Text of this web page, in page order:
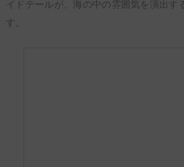
イドテールが、海の中の雰囲気を演出す
す。